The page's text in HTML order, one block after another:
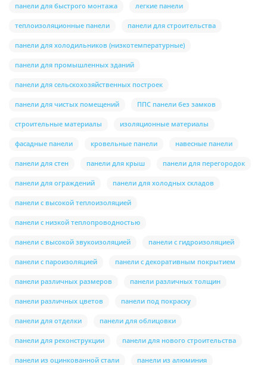
панели для быстрого монтажа легкие панели
теплоизоляционные панели панели для строительства
панели для холодильников (низкотемпературные)
панели для промышленных зданий
панели для сельскохозяйственных построек
панели для чистых помещений ППС панели без замков
строительные материалы изоляционные материалы
фасадные панели кровельные панели навесные панели
панели для стен панели для крыш панели для перегородок
панели для ограждений панели для холодных складов
панели с высокой теплоизоляцией
панели с низкой теплопроводностью
панели с высокой звукоизоляцией панели с гидроизоляцией
панели с пароизоляцией панели с декоративным покрытием
панели различных размеров панели различных толщин
панели различных цветов панели под покраску
панели для отделки панели для облицовки
панели для реконструкции панели для нового строительства
панели из оцинкованной стали панели из алюминия